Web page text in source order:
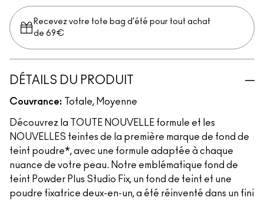
Recevez votre tote bag d’été pour tout achat
de 69€
DÉTAILS DU PRODUIT
Couvrance: Totale, Moyenne
Découvrez la TOUTE NOUVELLE formule et les
NOUVELLES teintes de la première marque de fond de
teint poudre*, avec une formule adaptée à chaque
nuance de votre peau. Notre emblématique fond de
teint Powder Plus Studio Fix, un fond de teint et une
poudre fixatrice deux-en-un, a été réinventé dans un fini